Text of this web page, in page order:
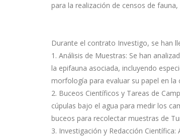
para la realización de censos de
Durante el contrato Investigo, se han
1. Análisis de Muestras: Se han
la epifauna asociada, incluyendo
morfología para evaluar su papel en la
2. Buceos Científicos y Tareas de
cúpulas bajo el agua para medir los
buceos para recolectar muestras de
3. Investigación y Redacción